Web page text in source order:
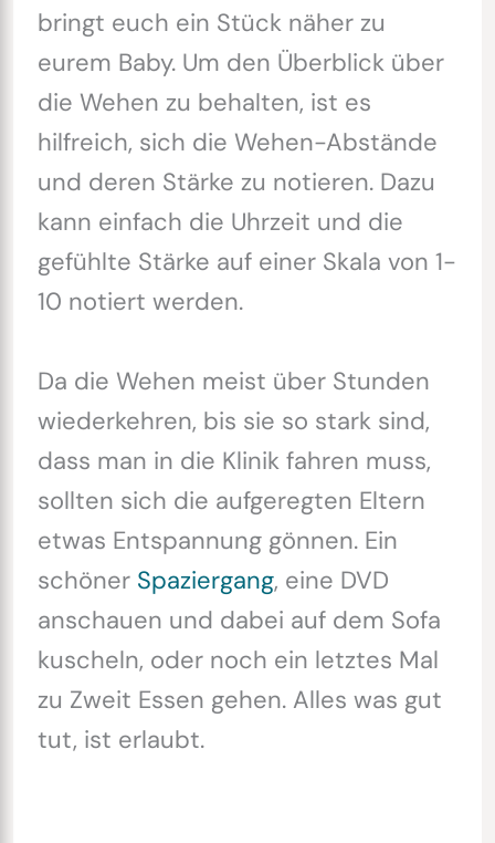
bringt euch ein Stück näher zu
eurem Baby. Um den Überblick über
die Wehen zu behalten, ist es
hilfreich, sich die Wehen-Abstände
und deren Stärke zu notieren. Dazu
kann einfach die Uhrzeit und die
gefühlte Stärke auf einer Skala von 1-
10 notiert werden.
Da die Wehen meist über Stunden
wiederkehren, bis sie so stark sind,
dass man in die Klinik fahren muss,
sollten sich die aufgeregten Eltern
etwas Entspannung gönnen. Ein
schöner Spaziergang, eine DVD
anschauen und dabei auf dem Sofa
kuscheln, oder noch ein letztes Mal
zu Zweit Essen gehen. Alles was gut
tut, ist erlaubt.